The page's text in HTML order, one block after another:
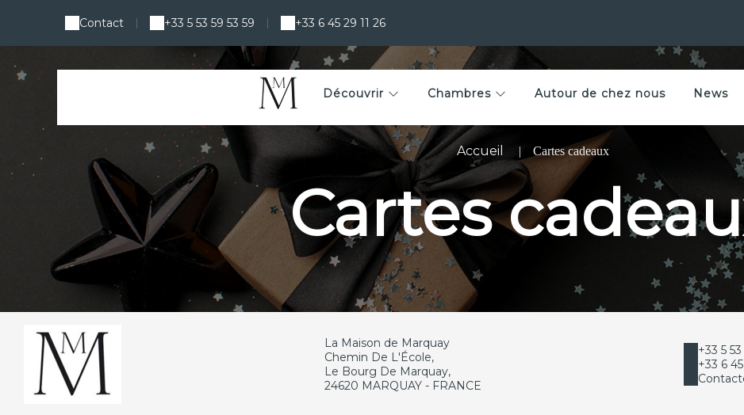
Contact +33 5 53 59 53 59 +33 6 45 29 11 26
Découvrir Chambres Autour de chez nous News
Accueil Cartes cadeaux
Cartes
La Maison de Marquay
Chemin De L'École,
Le Bourg De Marquay,
24620 MARQUAY - FRANCE
+33 5
+33 6